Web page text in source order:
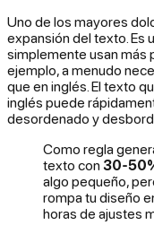
Uno de los mayores
expansión del texto. Es
simplemente usan más
ejemplo, a menudo
que en inglés. El texto
inglés puede
desordenado y
Como regla
texto con 30-
algo pequeño,
rompa tu diseño
horas de ajustes